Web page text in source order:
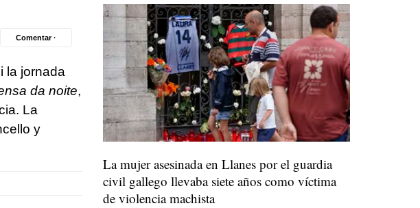
Comentar ·
la jornada
da noite,
La
y
La mujer asesinada en Llanes por el guardia
civil gallego llevaba siete años como víctima
de violencia machista